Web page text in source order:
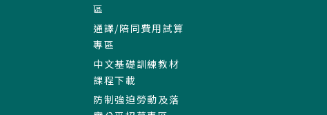
區
通譯/陪同費用試算
專區
中文基礎訓練教材
課程下載
防制強迫勞動及落